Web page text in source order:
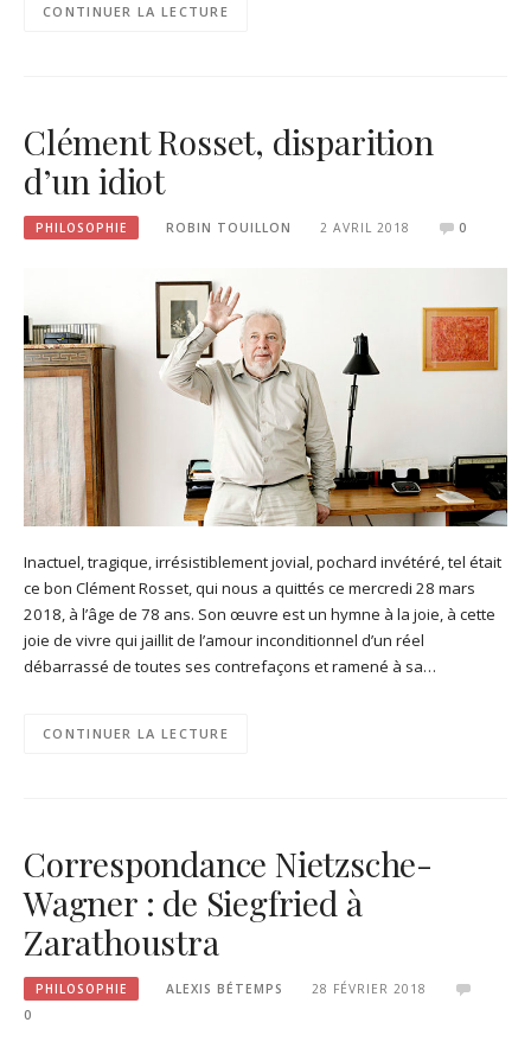
CONTINUER LA LECTURE
Clément Rosset, disparition
d’un idiot
PHILOSOPHIE ROBIN TOUILLON 2 AVRIL 2018 0
Inactuel, tragique, irrésistiblement jovial, pochard invétéré, tel était
ce bon Clément Rosset, qui nous a quittés ce mercredi 28 mars
2018, à l’âge de 78 ans. Son œuvre est un hymne à la joie, à cette
joie de vivre qui jaillit de l’amour inconditionnel d’un réel
débarrassé de toutes ses contrefaçons et ramené à sa…
CONTINUER LA LECTURE
Correspondance Nietzsche-
Wagner : de Siegfried à
Zarathoustra
PHILOSOPHIE ALEXIS BÉTEMPS
28 FÉVRIER 2018
0